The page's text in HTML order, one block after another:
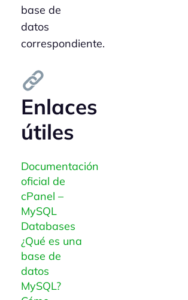
base de
datos
correspondiente.
Enlaces
útiles
Documentación
oficial de
cPanel –
MySQL
Databases
¿Qué es una
base de
datos
MySQL?